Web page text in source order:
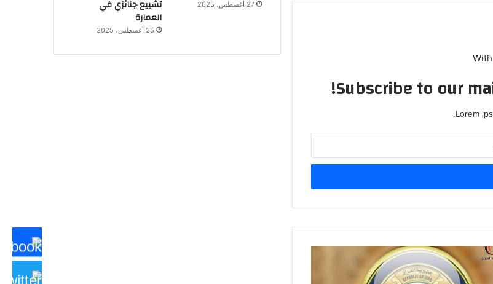
Subscribe to our
Lorem
27 أغسطس، 2025
تشييع جنائزي في
العمارة
25 أغسطس، 2025